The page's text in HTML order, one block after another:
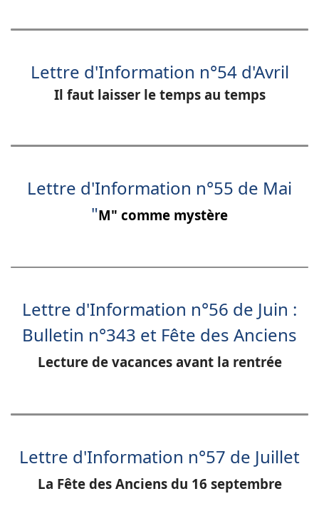
Lettre d'Information n°54 d'Avril
Il faut laisser le temps au temps
Lettre d'Information n°55 de Mai
"M" comme mystère
Lettre d'Information n°56 de Juin :
Bulletin n°343 et Fête des Anciens
Lecture de vacances avant la rentrée
Lettre d'Information n°57 de Juillet
La Fête des Anciens du 16 septembre